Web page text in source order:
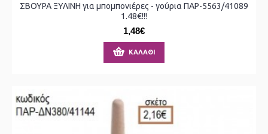
ΣΒΟΥΡΑ ΞΥΛΙΝΗ για μπομπονιέρες - γούρια ΠΑΡ-5563/41089
1.48€!!!
1,48€
ΚΑΛΆΘΙ